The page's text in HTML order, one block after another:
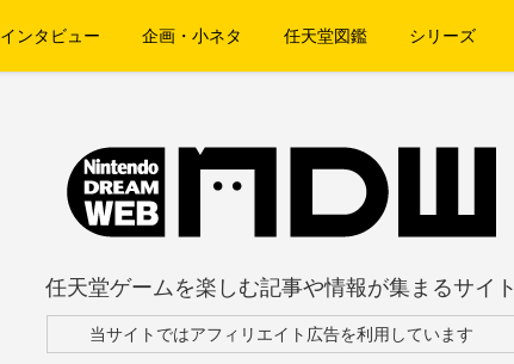
インタビュー 企画・小ネタ 任天堂図鑑 シリーズ
任天堂ゲームを楽しむ記事や情報が集まるサイト
当サイトではアフィリエイト広告を利用しています